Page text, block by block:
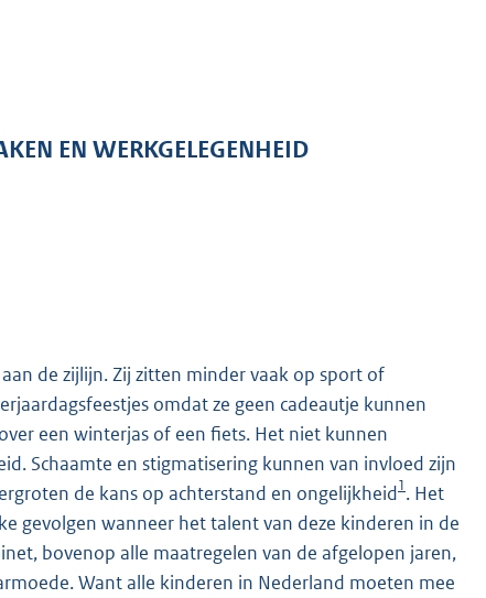
EN WERKGELEGENHEID
de zijlijn. Zij zitten minder vaak op sport of
omdat ze geen cadeautje kunnen
een winterjas of een fiets. Het niet kunnen
Schaamte en stigmatisering kunnen van invloed zijn
de kans op achterstand en ongelijkheid1. Het
gevolgen wanneer het talent van deze kinderen in de
bovenop alle maatregelen van de afgelopen jaren,
Want alle kinderen in Nederland moeten mee